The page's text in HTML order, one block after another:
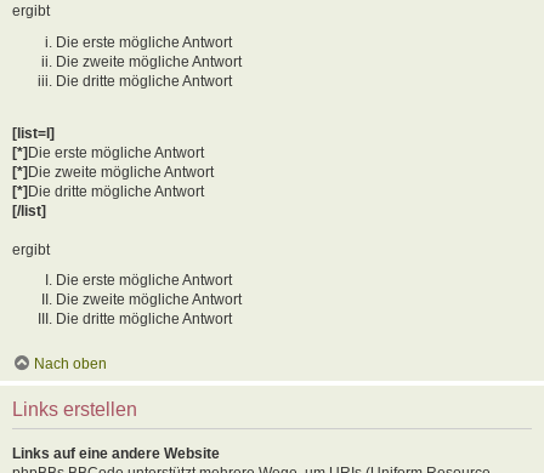
ergibt
Die erste mögliche Antwort
Die zweite mögliche Antwort
Die dritte mögliche Antwort
[list=I]
[*]Die erste mögliche Antwort
[*]Die zweite mögliche Antwort
[*]Die dritte mögliche Antwort
[/list]
ergibt
Die erste mögliche Antwort
Die zweite mögliche Antwort
Die dritte mögliche Antwort
Nach oben
Links erstellen
Links auf eine andere Website